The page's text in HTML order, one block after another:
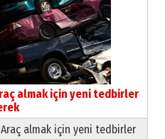
almak için yeni tedbirler
almak için yeni tedbirler
Şirin’e